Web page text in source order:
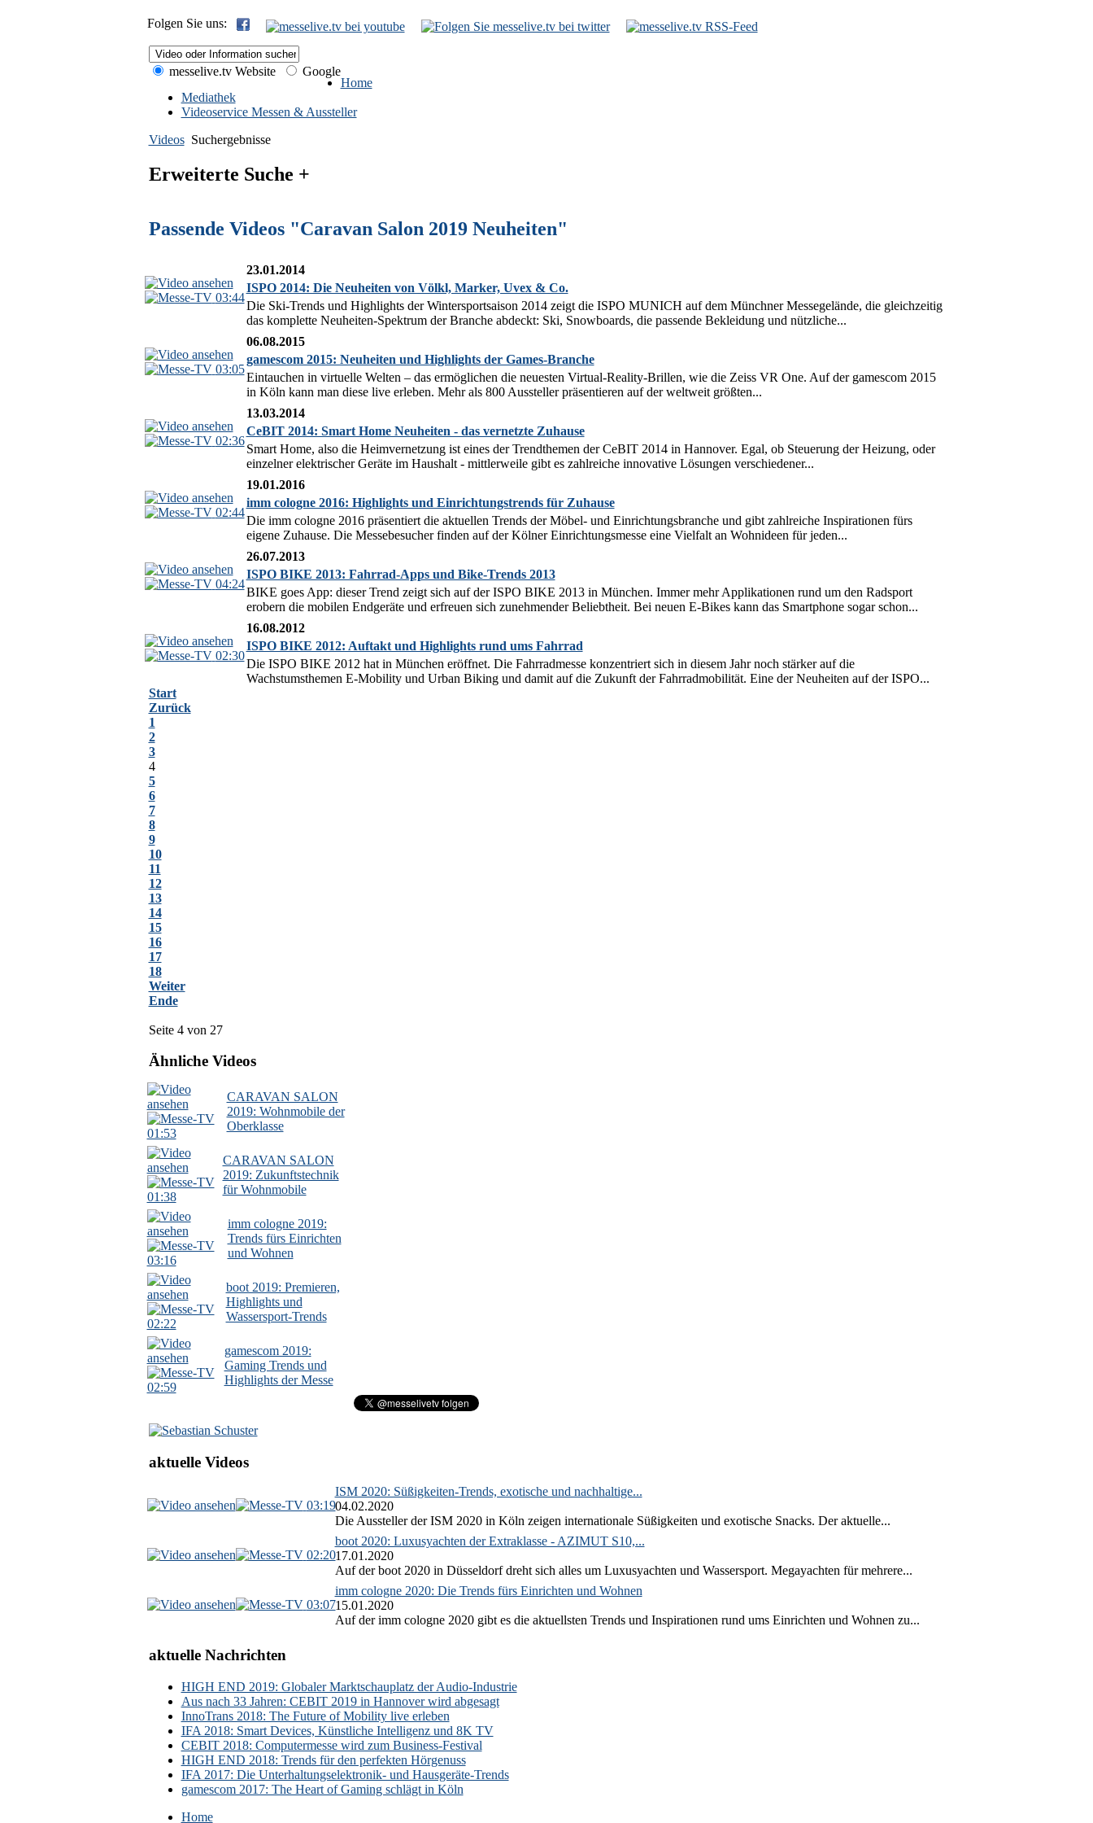
Folgen Sie uns:
messelive.tv Website
Google
Home
Mediathek
Videoservice Messen & Aussteller
Videos Suchergebnisse
Erweiterte Suche +
Passende Videos "Caravan Salon 2019 Neuheiten"
03:44
23.01.2014
ISPO 2014: Die Neuheiten von Völkl, Marker, Uvex & Co.
Die Ski-Trends und Highlights der Wintersportsaison 2014 zeigt die ISPO MUNICH auf dem Münchner Messegelände, die gleichzeitig
das komplette Neuheiten-Spektrum der Branche abdeckt: Ski, Snowboards, die passende Bekleidung und nützliche...
03:05
06.08.2015
gamescom 2015: Neuheiten und Highlights der Games-Branche
Eintauchen in virtuelle Welten – das ermöglichen die neuesten Virtual-Reality-Brillen, wie die Zeiss VR One. Auf der gamescom 2015
in Köln kann man diese live erleben. Mehr als 800 Aussteller präsentieren auf der weltweit größten...
02:36
13.03.2014
CeBIT 2014: Smart Home Neuheiten - das vernetzte Zuhause
Smart Home, also die Heimvernetzung ist eines der Trendthemen der CeBIT 2014 in Hannover. Egal, ob Steuerung der Heizung, oder
einzelner elektrischer Geräte im Haushalt - mittlerweile gibt es zahlreiche innovative Lösungen verschiedener...
02:44
19.01.2016
imm cologne 2016: Highlights und Einrichtungstrends für Zuhause
Die imm cologne 2016 präsentiert die aktuellen Trends der Möbel- und Einrichtungsbranche und gibt zahlreiche Inspirationen fürs
eigene Zuhause. Die Messebesucher finden auf der Kölner Einrichtungsmesse eine Vielfalt an Wohnideen für jeden...
04:24
26.07.2013
ISPO BIKE 2013: Fahrrad-Apps und Bike-Trends 2013
BIKE goes App: dieser Trend zeigt sich auf der ISPO BIKE 2013 in München. Immer mehr Applikationen rund um den Radsport
erobern die mobilen Endgeräte und erfreuen sich zunehmender Beliebtheit. Bei neuen E-Bikes kann das Smartphone sogar schon...
02:30
16.08.2012
ISPO BIKE 2012: Auftakt und Highlights rund ums Fahrrad
Die ISPO BIKE 2012 hat in München eröffnet. Die Fahrradmesse konzentriert sich in diesem Jahr noch stärker auf die
Wachstumsthemen E-Mobility und Urban Biking und damit auf die Zukunft der Fahrradmobilität. Eine der Neuheiten auf der ISPO...
Start
Zurück
1
2
3
4
5
6
7
8
9
10
11
12
13
14
15
16
17
18
Weiter
Ende
Seite 4 von 27
Ähnliche Videos
01:53
CARAVAN SALON
2019: Wohnmobile der
Oberklasse
01:38
CARAVAN SALON
2019: Zukunftstechnik
für Wohnmobile
03:16
imm cologne 2019:
Trends fürs Einrichten
und Wohnen
02:22
boot 2019: Premieren,
Highlights und
Wassersport-Trends
02:59
gamescom 2019:
Gaming Trends und
Highlights der Messe
aktuelle Videos
03:19
ISM 2020: Süßigkeiten-Trends, exotische und nachhaltige...
04.02.2020
Die Aussteller der ISM 2020 in Köln zeigen internationale Süßigkeiten und exotische Snacks. Der aktuelle...
02:20
boot 2020: Luxusyachten der Extraklasse - AZIMUT S10,...
17.01.2020
Auf der boot 2020 in Düsseldorf dreht sich alles um Luxusyachten und Wassersport. Megayachten für mehrere...
03:07
imm cologne 2020: Die Trends fürs Einrichten und Wohnen
15.01.2020
Auf der imm cologne 2020 gibt es die aktuellsten Trends und Inspirationen rund ums Einrichten und Wohnen zu...
aktuelle Nachrichten
HIGH END 2019: Globaler Marktschauplatz der Audio-Industrie
Aus nach 33 Jahren: CEBIT 2019 in Hannover wird abgesagt
InnoTrans 2018: The Future of Mobility live erleben
IFA 2018: Smart Devices, Künstliche Intelligenz und 8K TV
CEBIT 2018: Computermesse wird zum Business-Festival
HIGH END 2018: Trends für den perfekten Hörgenuss
IFA 2017: Die Unterhaltungselektronik- und Hausgeräte-Trends
gamescom 2017: The Heart of Gaming schlägt in Köln
Home